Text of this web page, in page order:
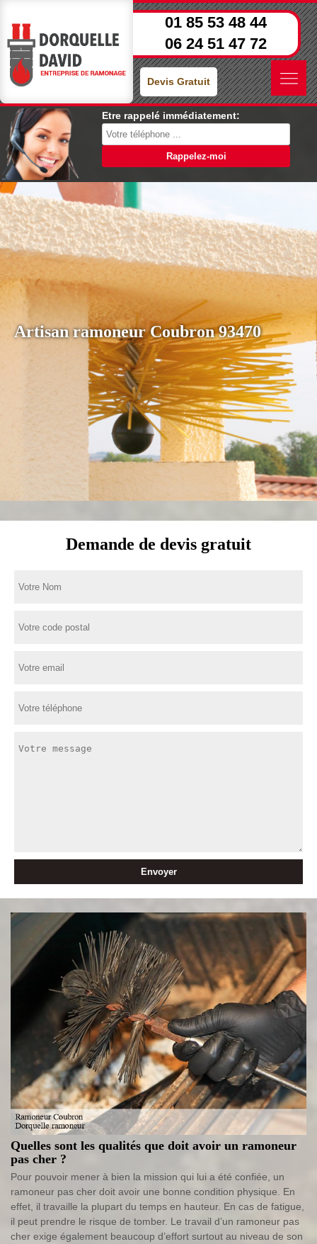
01 85 53 48 44
06 24 51 47 72
Devis Gratuit
Etre rappelé immédiatement:
Artisan ramoneur Coubron 93470
Demande de devis gratuit
Quelles sont les qualités que doit avoir un ramoneur
pas cher ?
Pour pouvoir mener à bien la mission qui lui a été confiée, un
ramoneur pas cher doit avoir une bonne condition physique. En
effet, il travaille la plupart du temps en hauteur. En cas de fatigue,
il peut prendre le risque de tomber. Le travail d’un ramoneur pas
cher exige également beaucoup d’effort surtout au niveau de son